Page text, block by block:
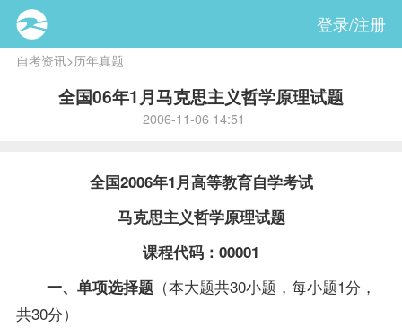
登录/注册
自考资讯>历年真题
全国06年1月马克思主义哲学原理试题
2006-11-06 14:51
全国2006年1月高等教育自学考试
马克思主义哲学原理试题
课程代码：00001
一、单项选择题（本大题共30小题，每小题1分，
共30分）